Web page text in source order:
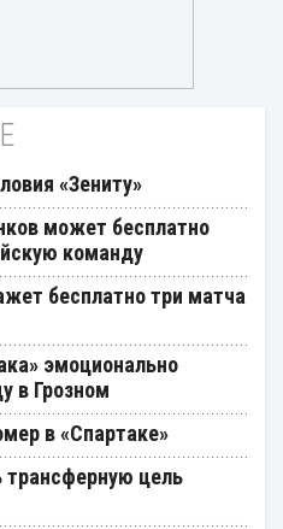
«Зениту»
может бесплатно
команду
бесплатно три матча
эмоционально
в Грозном
в «Спартаке»
цель